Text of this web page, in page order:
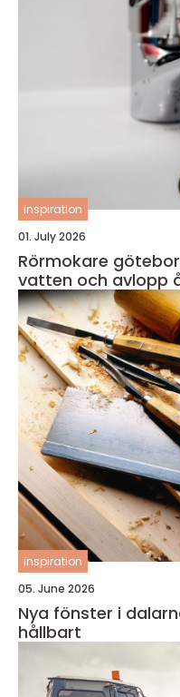
inspiration
01. July 2026
Rörmokare göteborg trygg hjälp med
vatten och avlopp
inspiration
05. June 2026
Nya fönster i dalarna tryggt, vackert
hållbart